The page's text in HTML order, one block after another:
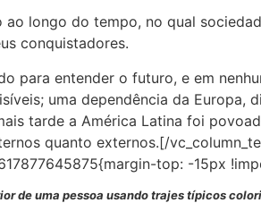
longo do tempo, no qual
conquistadores.
para entender o futuro, e em
uma dependência da
tarde a América Latina foi
quanto externos.[/
top: -15px
de uma pessoa usando trajes típicos